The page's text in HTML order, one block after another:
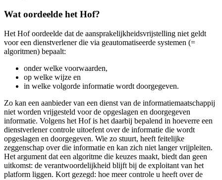
Wat oordeelde het Hof?
Het Hof oordeelde dat de aansprakelijkheidsvrijstelling niet geldt
voor een dienstverlener die via geautomatiseerde systemen (=
algoritmen) bepaalt:
onder welke voorwaarden,
op welke wijze en
in welke volgorde informatie wordt doorgegeven.
Zo kan een aanbieder van een dienst van de informatiemaatschappij
niet worden vrijgesteld voor de opgeslagen en doorgegeven
informatie. Volgens het Hof is het daarbij bepalend in hoeverre een
dienstverlener controle uitoefent over de informatie die wordt
opgeslagen en doorgegeven. Wie zo stuurt, heeft feitelijke
zeggenschap over die informatie en kan zich niet langer vrijpleiten.
Het argument dat een algoritme die keuzes maakt, biedt dan geen
uitkomst: de verantwoordelijkheid blijft bij de exploitant van het
platform liggen. Kort gezegd: hoe meer controle u heeft over de